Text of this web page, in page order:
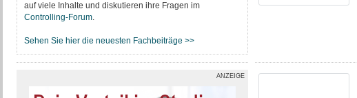
auf viele Inhalte und diskutieren ihre Fragen im
Controlling-Forum.
Sehen Sie hier die neuesten Fachbeiträge >>
ANZEIGE